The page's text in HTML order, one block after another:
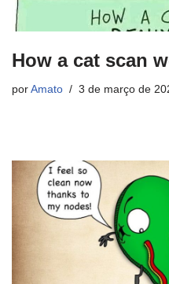
How a cat scan
por Amato 3 de março de